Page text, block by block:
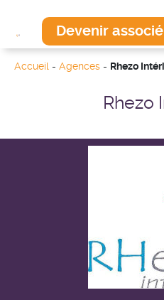
Devenir associé
Rhezo
Accueil - Agences - Rhezo